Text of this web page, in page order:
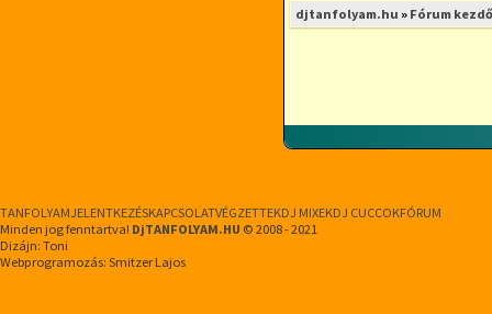
djtanfolyam.hu » Fórum
TANFOLYAMJELENTKEZÉSKAPCSOLATVÉGZETTEKDJ MIXEKDJ CUCCOKFÓRUM
Minden jog fenntartva! DjTANFOLYAM.HU © 2008 - 2021
Dizájn: Toni
Webprogramozás: Smitzer Lajos